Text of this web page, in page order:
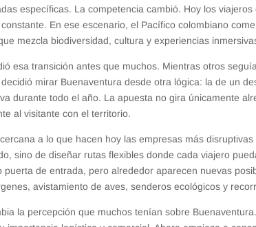
específicas. La competencia cambió. Hoy los
En ese escenario, el Pacífico colombiano
mezcla biodiversidad, cultura y experiencias
esa transición antes que muchos. Mientras otros
mirar Buenaventura desde otra lógica: la de un
durante todo el año. La apuesta no gira únicamente
al visitante con el territorio.
a lo que hacen hoy las empresas más
sino de diseñar rutas flexibles donde cada viajero
puerta de entrada, pero alrededor aparecen nuevas
avistamiento de aves, senderos ecológicos y
la percepción que muchos tenían sobre